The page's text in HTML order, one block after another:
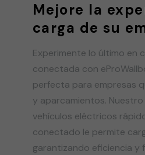
Mejore la
carga de su
Experimente lo último en
conectada con
perfecta para empresas
y aparcamientos.
vehículos eléctricos
conectado le permite
garantizando eficiencia y